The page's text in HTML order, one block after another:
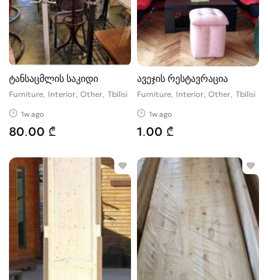
ტანსაცმლის საკიდი
Furniture, Interior, Other Tbilisi
1w ago
80.00 ₾
ავეჯის რესტავრაცია
Furniture, Interior, Other Tbilisi
1w ago
1.00 ₾
VIP VIP